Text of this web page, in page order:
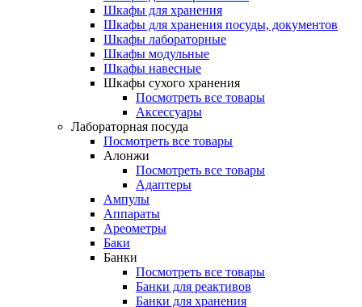
Шкафы для хранения
Шкафы для хранения посуды, документов
Шкафы лабораторные
Шкафы модульные
Шкафы навесные
Шкафы сухого хранения
Посмотреть все товары
Аксессуары
Лабораторная посуда
Посмотреть все товары
Алонжи
Посмотреть все товары
Адаптеры
Ампулы
Аппараты
Ареометры
Баки
Банки
Посмотреть все товары
Банки для реактивов
Банки для хранения